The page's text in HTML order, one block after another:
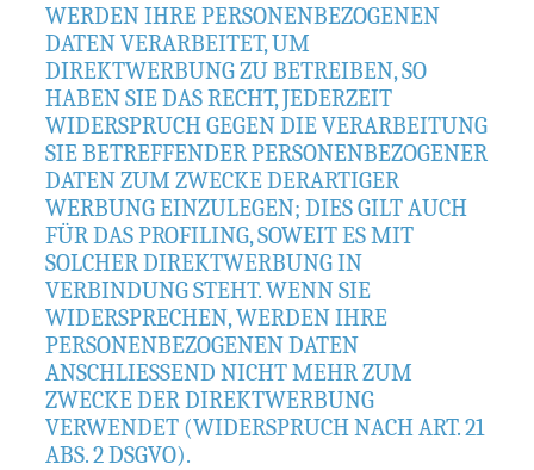
WERDEN IHRE PERSONENBEZOGENEN
DATEN VERARBEITET, UM
DIREKTWERBUNG ZU BETREIBEN, SO
HABEN SIE DAS RECHT, JEDERZEIT
WIDERSPRUCH GEGEN DIE VERARBEITUNG
SIE BETREFFENDER PERSONENBEZOGENER
DATEN ZUM ZWECKE DERARTIGER
WERBUNG EINZULEGEN; DIES GILT AUCH
FÜR DAS PROFILING, SOWEIT ES MIT
SOLCHER DIREKTWERBUNG IN
VERBINDUNG STEHT. WENN SIE
WIDERSPRECHEN, WERDEN IHRE
PERSONENBEZOGENEN DATEN
ANSCHLIESSEND NICHT MEHR ZUM
ZWECKE DER DIREKTWERBUNG
VERWENDET (WIDERSPRUCH NACH ART. 21
ABS. 2 DSGVO).